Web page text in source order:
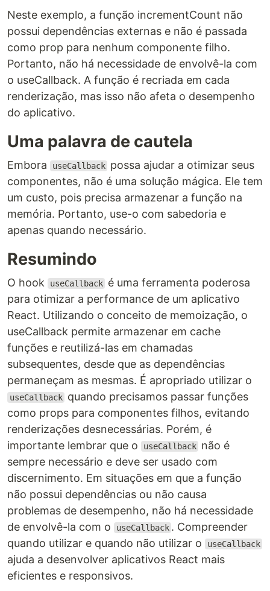
Neste exemplo, a função incrementCount não
possui dependências externas e não é passada
como prop para nenhum componente filho.
Portanto, não há necessidade de envolvê-la com
o useCallback. A função é recriada em cada
renderização, mas isso não afeta o desempenho
do aplicativo.
Uma palavra de cautela
Embora useCallback possa ajudar a otimizar seus
componentes, não é uma solução mágica. Ele tem
um custo, pois precisa armazenar a função na
memória. Portanto, use-o com sabedoria e
apenas quando necessário.
Resumindo
O hook useCallback é uma ferramenta poderosa
para otimizar a performance de um aplicativo
React. Utilizando o conceito de memoização, o
useCallback permite armazenar em cache
funções e reutilizá-las em chamadas
subsequentes, desde que as dependências
permaneçam as mesmas. É apropriado utilizar o
useCallback quando precisamos passar funções
como props para componentes filhos, evitando
renderizações desnecessárias. Porém, é
importante lembrar que o
useCallback não é
sempre necessário e deve ser usado com
discernimento. Em situações em que a função
não possui dependências ou não causa
problemas de desempenho, não há necessidade
de envolvê-la com o
useCallback . Compreender
quando utilizar e quando não utilizar o
useCallback
ajuda a desenvolver aplicativos React mais
eficientes e responsivos.